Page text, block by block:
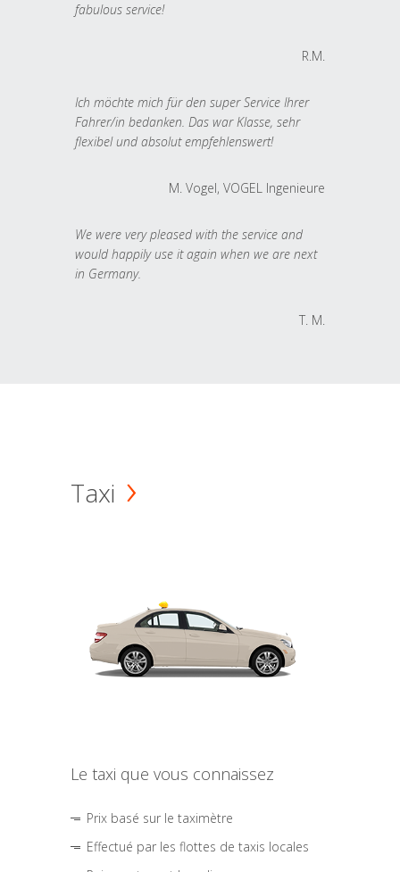
fabulous service!
R.M.
Ich möchte mich für den super Service Ihrer
Fahrer/in bedanken. Das war Klasse, sehr
flexibel und absolut empfehlenswert!
M. Vogel, VOGEL Ingenieure
We were very pleased with the service and
would happily use it again when we are next
in Germany.
T. M.
Taxi
Le taxi que vous connaissez
Prix basé sur le taximètre
Effectué par les flottes de taxis locales